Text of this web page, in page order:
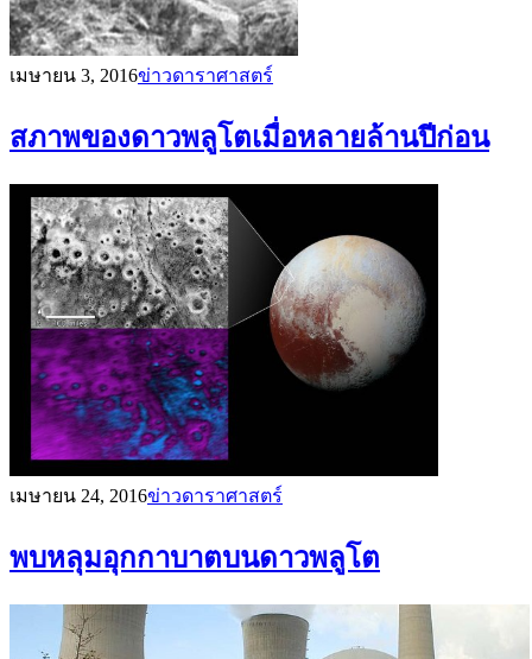
เมษายน 3, 2016ข่าวดาราศาสตร์
สภาพของดาวพลูโตเมื่อหลายล้านปีก่อน
เมษายน 24, 2016ข่าวดาราศาสตร์
พบหลุมอุกกาบาตบนดาวพลูโต